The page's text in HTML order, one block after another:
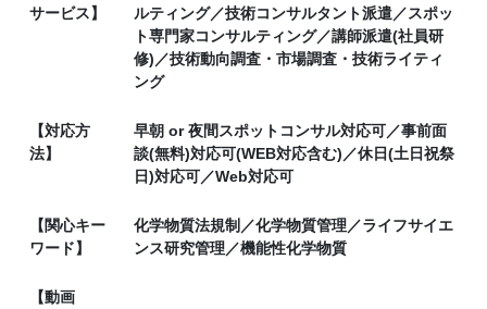
サービス】
ルティング／技術コンサルタント派遣／スポッ
ト専門家コンサルティング／講師派遣(社員研
修)／技術動向調査・市場調査・技術ライティ
ング
【対応方
法】
早朝 or 夜間スポットコンサル対応可／事前面
談(無料)対応可(WEB対応含む)／休日(土日祝祭
日)対応可／Web対応可
【関心キー
ワード】
化学物質法規制／化学物質管理／ライフサイエ
ンス研究管理／機能性化学物質
【動画